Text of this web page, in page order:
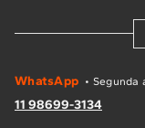
WhatsApp •
11 98699-3134